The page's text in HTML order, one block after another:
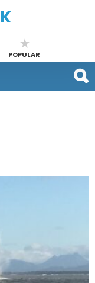
POPULAR